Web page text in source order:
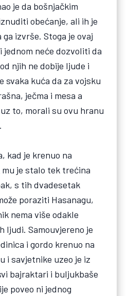
je da bošnjačkim
obećanje, ali ih je
izvrše. Stoga je ovaj
neće dozvoliti da
njih ne dobije ljude i
svaka kuća da za vojsku
ječma i mesa a
to, morali su ovu hranu
kad je krenuo na
je stalo tek trećina
s tih dvadesetak
poraziti Hasanagu,
nema više odakle
ljudi. Samouvjereno je
i gordo krenuo na
i savjetnike uzeo je iz
bajraktari i buljukbaše
poveo ni jednog